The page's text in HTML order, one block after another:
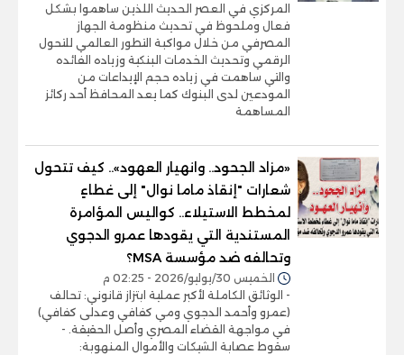
المركزي في العصر الحديث اللذين ساهموا بشكل
فعال وملحوظ في تحديث منظومة الجهاز
المصرفي من خلال مواكبة التطور العالمي للتحول
الرقمي وتحديث الخدمات البنكية وزياده الفائده
والتي ساهمت في زياده حجم الإيداعات من
المودعين لدى البنوك كما يعد المحافظ أحد ركائز
المساهمة
«مزاد الجحود.. وانهيار العهود».. كيف تتحول
شعارات "إنقاذ ماما نوال" إلى غطاءٍ
لمخطط الاستيلاء.. كواليس المؤامرة
المستندية التي يقودها عمرو الدجوي
وتحالفه ضد مؤسسة MSA؟
الخميس 30/يوليو/2026 - 02:25 م
- الوثائق الكاملة لأكبر عملية ابتزاز قانوني: تحالف
(عمرو وأحمد الدجوي ومي كفافي وعدلى كفافي)
في مواجهة القضاء المصري وأصل الحقيقة. -
سقوط عصابة الشيكات والأموال المنهوبة: